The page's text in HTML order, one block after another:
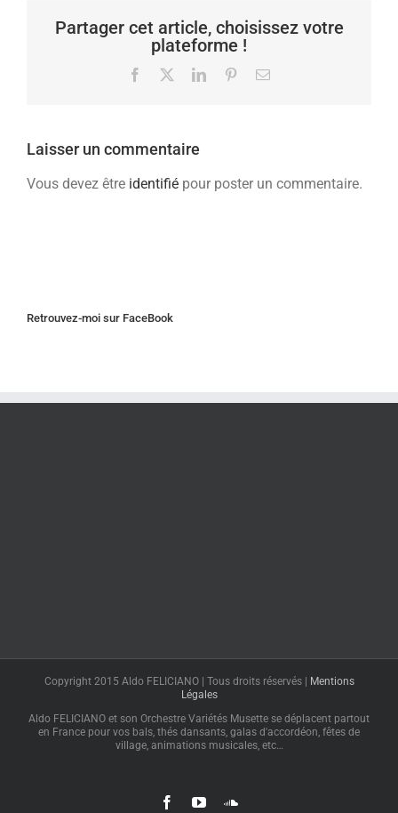
Partager cet article, choisissez votre
plateforme !
Facebook LinkedInPinterestEmail
Laisser un commentaire
Vous devez être identifié pour poster un commentaire.
Retrouvez-moi sur FaceBook
Copyright 2015 Aldo FELICIANO | Tous droits réservés |
Mentions
Légales
Aldo FELICIANO et son Orchestre Variétés Musette se déplacent partout
en France pour vos bals, thés dansants, galas d'accordéon, fêtes de
village, animations musicales, etc…
FacebookYouTubeSoundCloud